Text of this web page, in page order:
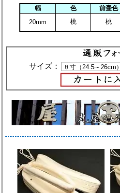
幅
色 前壷色
20mm
桃 桃
サイズ：